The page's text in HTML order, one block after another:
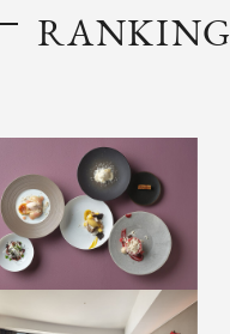
RANKING